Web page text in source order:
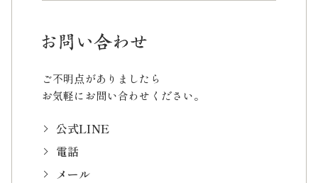
ご不明点がありましたら
お気軽にお問い合わせください。
公式LINE
電話
メール